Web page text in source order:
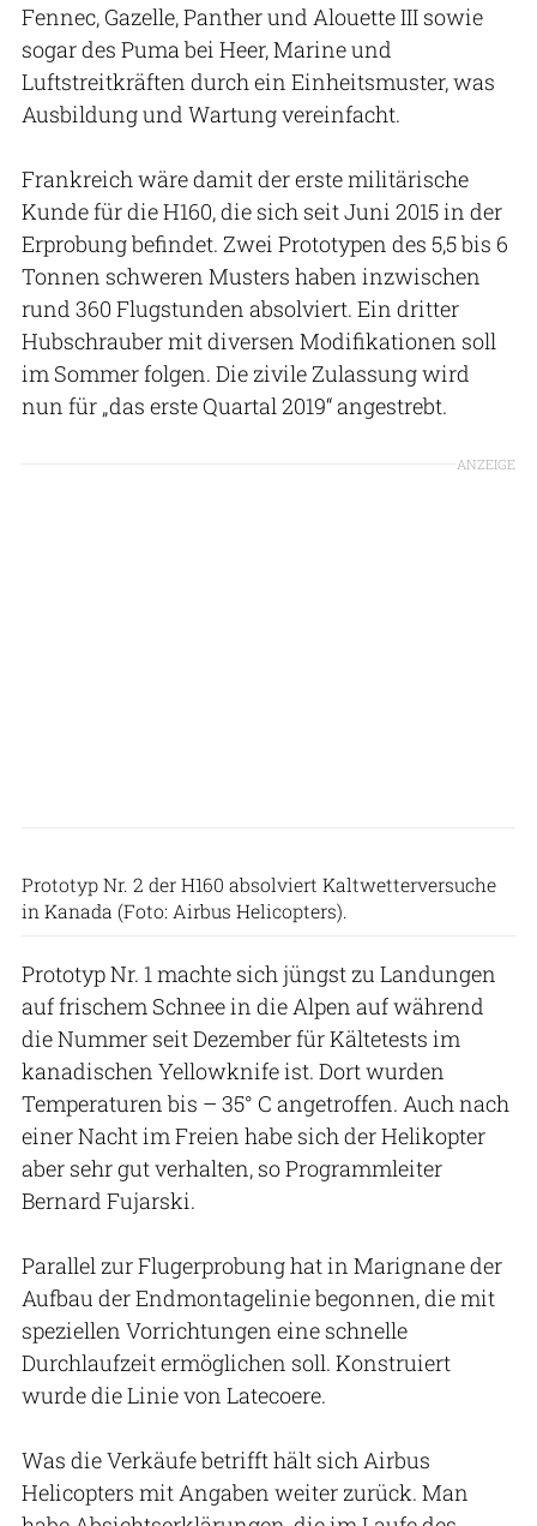
Fennec, Gazelle, Panther und Alouette III sowie
sogar des Puma bei Heer, Marine und
Luftstreitkräften durch ein Einheitsmuster, was
Ausbildung und Wartung vereinfacht.
Frankreich wäre damit der erste militärische
Kunde für die H160, die sich seit Juni 2015 in der
Erprobung befindet. Zwei Prototypen des 5,5 bis 6
Tonnen schweren Musters haben inzwischen
rund 360 Flugstunden absolviert. Ein dritter
Hubschrauber mit diversen Modifikationen soll
im Sommer folgen. Die zivile Zulassung wird
nun für „das erste Quartal 2019“ angestrebt.
ANZEIGE
Prototyp Nr. 2 der H160 absolviert Kaltwetterversuche
in Kanada (Foto: Airbus Helicopters).
Prototyp Nr. 1 machte sich jüngst zu Landungen
auf frischem Schnee in die Alpen auf während
die Nummer seit Dezember für Kältetests im
kanadischen Yellowknife ist. Dort wurden
Temperaturen bis – 35° C angetroffen. Auch nach
einer Nacht im Freien habe sich der Helikopter
aber sehr gut verhalten, so Programmleiter
Bernard Fujarski.
Parallel zur Flugerprobung hat in Marignane der
Aufbau der Endmontagelinie begonnen, die mit
speziellen Vorrichtungen eine schnelle
Durchlaufzeit ermöglichen soll. Konstruiert
wurde die Linie von Latecoere.
Was die Verkäufe betrifft hält sich Airbus
Helicopters mit Angaben weiter zurück. Man